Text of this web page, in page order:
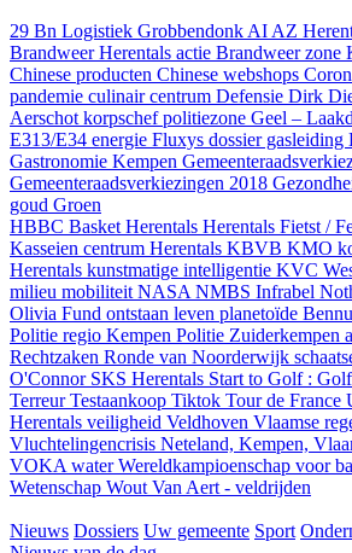
29 Bn Logistiek Grobbendonk AI AZ
Brandweer Herentals actie Brandweer zone
Chinese producten Chinese webshops
pandemie culinair centrum Defensie Dirk
Aerschot korpschef politiezone Geel –
E313/E34 energie Fluxys dossier gasleiding
Gastronomie Kempen
Gemeenteraadsverkiezingen 2018
goud Groen
HBBC Basket Herentals Herentals Fietst /
Kasseien centrum Herentals KBVB KMO
Herentals kunstmatige intelligentie KVC
milieu mobiliteit NASA NMBS Infrabel
Olivia Fund ontstaan leven planetoïde Bennu
Politie regio Kempen Politie Zuiderkempen
Rechtzaken Ronde van Noorderwijk
O'Connor SKS Herentals Start to Golf :
TerreurTestaankoop Tiktok Tour de France
Herentals veiligheid Veldhoven Vlaamse
Vluchtelingencrisis Neteland, Kempen,
VOKA waterWereldkampioenschap voor
Wetenschap Wout Van Aert - veldrijden
Nieuws Dossiers Uw gemeente Sport